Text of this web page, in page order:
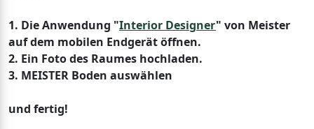
1. Die Anwendung "Interior Designer" von Meister
auf dem mobilen Endgerät öffnen.
2. Ein Foto des Raumes hochladen.
3. MEISTER Boden auswählen
und fertig!